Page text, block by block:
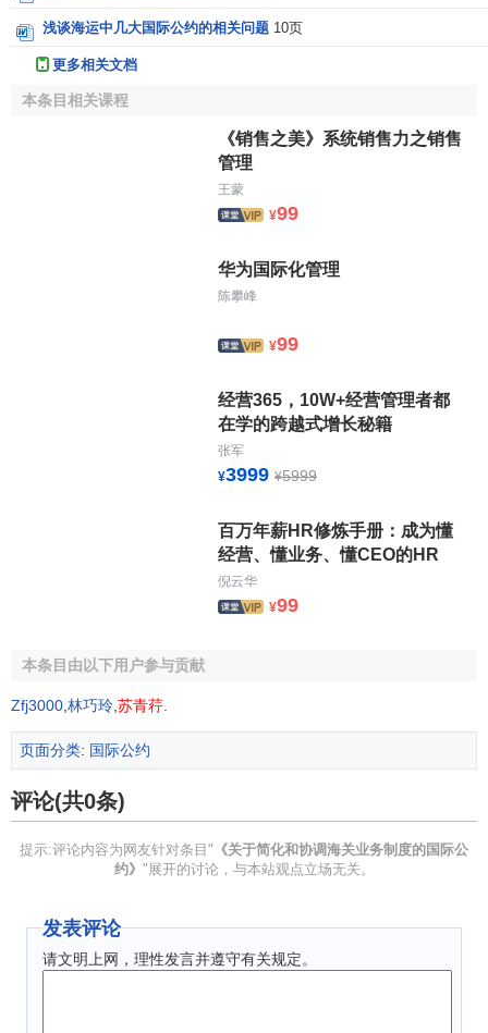
普遍实施的条款；
4.“建议条款”指对简化和协调海关业务制度有促进作用
的，并应尽可能广泛实施的条款；
5.“注释”说明了在实施标准条款和建议条款时，可供采用
的标准条款，除非，在接受附约时，或在以后任何时候，该
方通知理事会秘书长对某些标准条款和建议条款提出保留，
留的任何缔约方，可随时通知秘书长部分或全部撤销其保
2.受某一附约约束的每一缔约方，至少应每隔3年，对它
提出保留的标准条款和建议条款进行一次审查，把这些条款
与其国内法条款进行比较，并将审查结果通知理事会秘书
第三章 理事会常设技术委员会的职责
1.理事会应根据本公约的条款，监督本公约的实施和发
2.为了以上目的，常设技术委员会，应在理事会授权
下，并根据理事会的指示，担负下列职责：
甲。拟具新附约并向理事会建议予以采纳并纳入本公
乙。如认为必要时，向理事会提出对本公约和附约的修
意见，以及使建议条款升格为标准条款的意见；
浅谈海运中几大国际公约的相关问题 10页
更多相关文档
本条目相关课程
《销售之美》系统销售力之销售
管理
王蒙
¥99
华为国际化管理
陈攀峰
¥99
经营365，10W+经营管理者都
在学的跨越式增长秘籍
张军
¥3999 ¥5999
百万年薪HR修炼手册：成为懂
经营、懂业务、懂CEO的HR
倪云华
¥99
本条目由以下用户参与贡献
Zfj3000 林巧玲 苏青荇
页面分类: 国际公约
评论(共0条)
提示:评论内容为网友针对条目" 《关于简化和协调海关业务制度的国际公
约》 "展开的讨论，与本站观点立场无关。
发表评论
请文明上网，理性发言并遵守有关规定。